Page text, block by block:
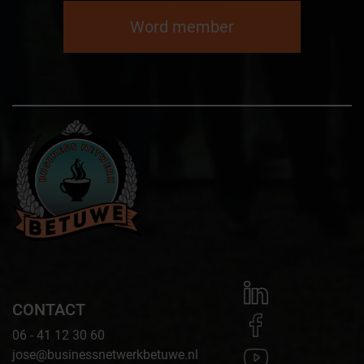
Word member
CONTACT
06 - 41 12 30 60
jose@businessnetwerkbetuwe.nl